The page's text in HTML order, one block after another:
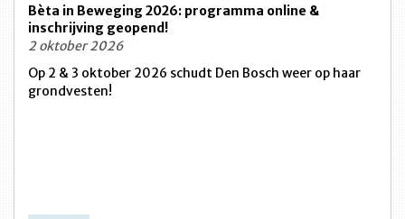
Bèta in Beweging 2026: programma online &
inschrijving geopend!
2 oktober 2026
Op 2 & 3 oktober 2026 schudt Den Bosch weer op haar
grondvesten!